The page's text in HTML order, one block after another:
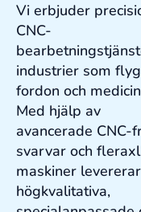
Vi erbjuder
CNC-
industrier som
fordon och
Med hjälp av
avancerade CNC-
svarvar och
maskiner
högkvalitativa,